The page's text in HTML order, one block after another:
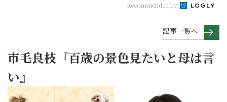
Recommended by
記事一覧へ
市毛良枝『百歳の景色見たいと母は言
い』